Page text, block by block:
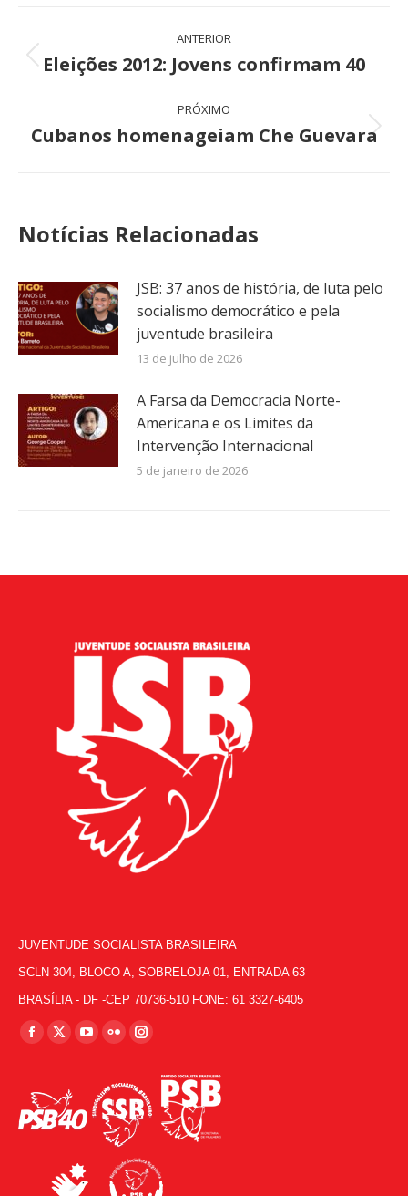
Navegação
de
ANTERIOR
Post
Eleições 2012: Jovens confirmam 40
PRÓXIMO
Próximo
Cubanos homenageiam Che Guevara
Notícias Relacionadas
JSB: 37 anos de história, de luta pelo
socialismo democrático e pela
juventude brasileira
13 de julho de 2026
A Farsa da Democracia Norte-
Americana e os Limites da
Intervenção Internacional
5 de janeiro de 2026
JUVENTUDE SOCIALISTA BRASILEIRA
SCLN 304, BLOCO A, SOBRELOJA 01, ENTRADA 63
BRASÍLIA - DF -CEP 70736-510 FONE: 61 3327-6405
Encontre-nos em:
Facebook
opens
in
X
opens
in
window
YouTube
opens
in
new
window
Flickr
opens
in
new
window
Instagram
opens
in
window